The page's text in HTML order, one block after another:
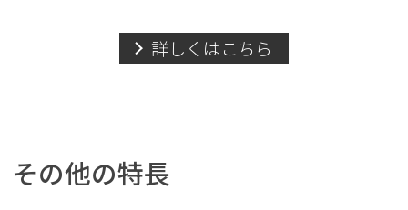
詳しくはこちら
その他の特長